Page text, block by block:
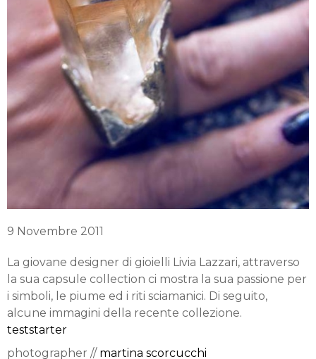
9 Novembre 2011
La giovane designer di gioielli Livia Lazzari, attraverso
la sua capsule collection ci mostra la sua passione per
i simboli, le piume ed i riti sciamanici. Di seguito,
alcune immagini della recente collezione.
teststarter
photographer // martina scorcucchi